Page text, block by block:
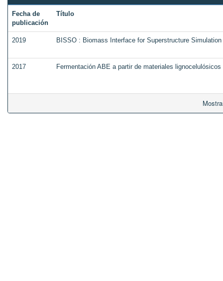
Fecha de
publicación
Título
2019 BISSO : Biomass Interface for Superstructure
2017 Fermentación ABE a partir de materiales lignocelulósicos